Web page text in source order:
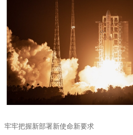
牢牢把握新部署新使命新要求